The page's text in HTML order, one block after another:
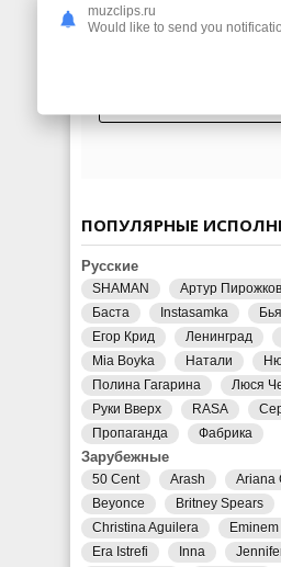
Joseph Armani & Baxter —
ПОПУЛЯРНЫЕ
Русские
SHAMAN Артур Пирожков
Баста
Instasamka
Егор Крид
Ленинград
Mia Boyka
Натали
Полина Гагарина
Люся
Руки Вверх
RASA
Пропаганда
Фабрика
Зарубежные
50 Cent Arash
Ariana
Beyonce
Britney Spears
Christina Aguilera
Eminem
Era Istrefi
Inna
muzclips.ru
Would like to send you